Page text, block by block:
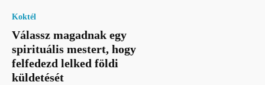
Koktél
Válassz magadnak egy
spirituális mestert, hogy
felfedezd lelked földi
küldetését